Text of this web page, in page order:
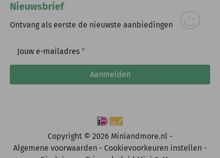
Nieuwsbrief
Ontvang als eerste de nieuwste aanbiedingen
Jouw e-mailadres *
Aanmelden
Copyright © 2026 Miniandmore.nl -
Algemene voorwaarden
Cookievoorkeuren instellen